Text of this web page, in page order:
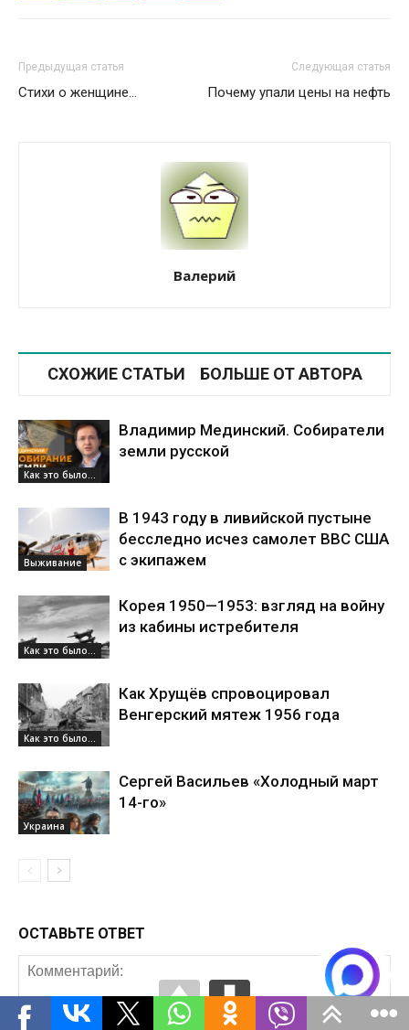
Предыдущая статья
Стихи о женщине...
Следующая статья
Почему упали цены на нефть
Валерий
СХОЖИЕ СТАТЬИ БОЛЬШЕ ОТ АВТОРА
Как это было...
Владимир Мединский. Собиратели
земли русской
Выживание
В 1943 году в ливийской пустыне
бесследно исчез самолет ВВС США
с экипажем
Как это было...
Корея 1950—1953: взгляд на войну
из кабины истребителя
Как это было...
Как Хрущёв спровоцировал
Венгерский мятеж 1956 года
Украина
Сергей Васильев «Холодный март
14-го»
ОСТАВЬТЕ ОТВЕТ